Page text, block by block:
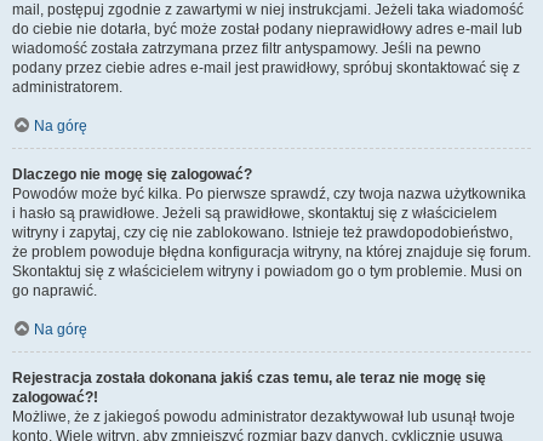
mail, postępuj zgodnie z zawartymi w niej instrukcjami. Jeżeli taka wiadomość
do ciebie nie dotarła, być może został podany nieprawidłowy adres e-mail lub
wiadomość została zatrzymana przez filtr antyspamowy. Jeśli na pewno
podany przez ciebie adres e-mail jest prawidłowy, spróbuj skontaktować się z
administratorem.
Na górę
Dlaczego nie mogę się zalogować?
Powodów może być kilka. Po pierwsze sprawdź, czy twoja nazwa użytkownika
i hasło są prawidłowe. Jeżeli są prawidłowe, skontaktuj się z właścicielem
witryny i zapytaj, czy cię nie zablokowano. Istnieje też prawdopodobieństwo,
że problem powoduje błędna konfiguracja witryny, na której znajduje się forum.
Skontaktuj się z właścicielem witryny i powiadom go o tym problemie. Musi on
go naprawić.
Na górę
Rejestracja została dokonana jakiś czas temu, ale teraz nie mogę się
zalogować?!
Możliwe, że z jakiegoś powodu administrator dezaktywował lub usunął twoje
konto. Wiele witryn, aby zmniejszyć rozmiar bazy danych, cyklicznie usuwa